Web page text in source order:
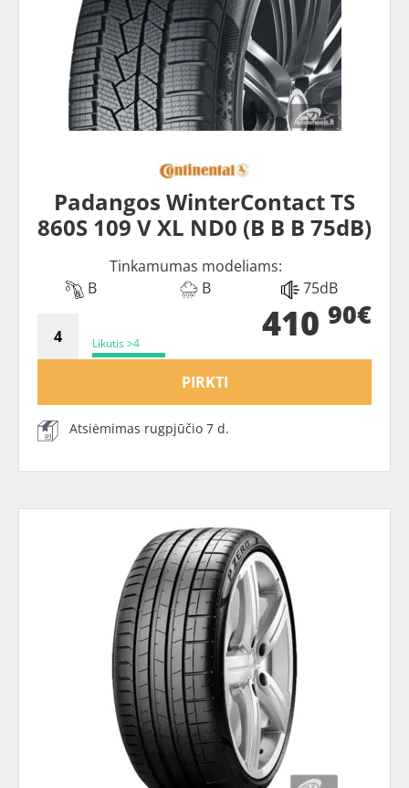
Padangos WinterContact TS
860S 109 V XL ND0 (B B B 75dB)
Tinkamumas modeliams:
B
B 75dB
Likutis >4 410 90€
PIRKTI
Atsiėmimas rugpjūčio 7 d.